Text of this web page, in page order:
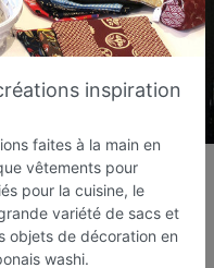
Sucy
inspiration
faites à la main en
vêtements pour
pour la cuisine, le
variété de sacs et
objets de décoration en
washi.